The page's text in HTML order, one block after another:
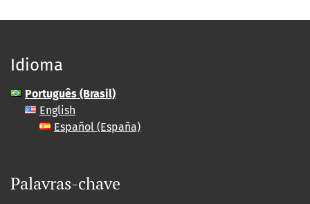
Idioma
Português (Brasil)
English
Español (España)
Palavras-chave